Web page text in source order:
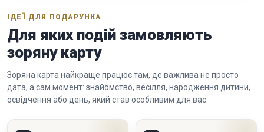
ІДЕЇ ДЛЯ ПОДАРУНКА
Для яких подій замовляють
зоряну карту
Зоряна карта найкраще працює там, де важлива не просто
дата, а сам момент: знайомство, весілля, народження дитини,
освідчення або день, який став особливим для вас.